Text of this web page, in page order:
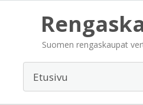
Suomen rengaskaupat